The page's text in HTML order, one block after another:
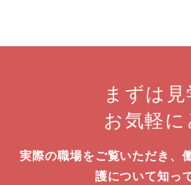
まずは見
お気軽に
実際の職場をご覧いただき、
護について知っ